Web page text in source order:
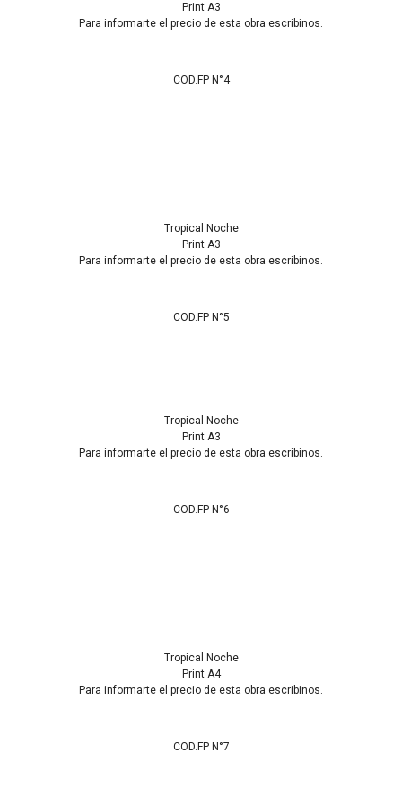
Print A3
Para informarte el precio de esta obra escribinos.
COD.FP N°4
Tropical Noche
Print A3
Para informarte el precio de esta obra escribinos.
COD.FP N°5
Tropical Noche
Print A3
Para informarte el precio de esta obra escribinos.
COD.FP N°6
Tropical Noche
Print A4
Para informarte el precio de esta obra escribinos.
COD.FP N°7